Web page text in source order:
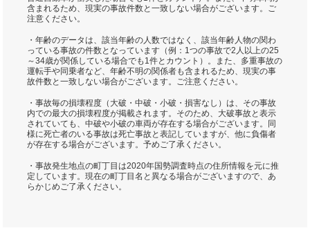
含まれるため、現実の事故件数と一致しない場合がございます。ご
注意ください。
・年齢のデータは、該当年齢の人数ではなく、該当年齢人物の関わ
っている事故の件数となっています（例：1つの事故で2人以上の25
～34歳が関係している場合でも1件とカウント）。また、多重事故の
運転手や同乗者など、年齢不明の関係者も含まれるため、現実の事
故件数と一致しない場合がございます。ご注意ください。
・事故毎の損壊程度（大破・中破・小破・損害なし）は、その事故
内での最大の損壊程度が掲載されます。そのため、大破事故と表示
されていても、中破や小破の車両が存在する場合がございます。同
様に死亡者のいる事故は死亡事故と表記していますが、他に負傷者
が存在する場合がございます。予めご了承ください。
・事故発生地点の町丁目は2020年国勢調査時点の住所情報を元に推
定しています。現在の町丁目名と異なる場合がございますので、あ
らかじめご了承ください。